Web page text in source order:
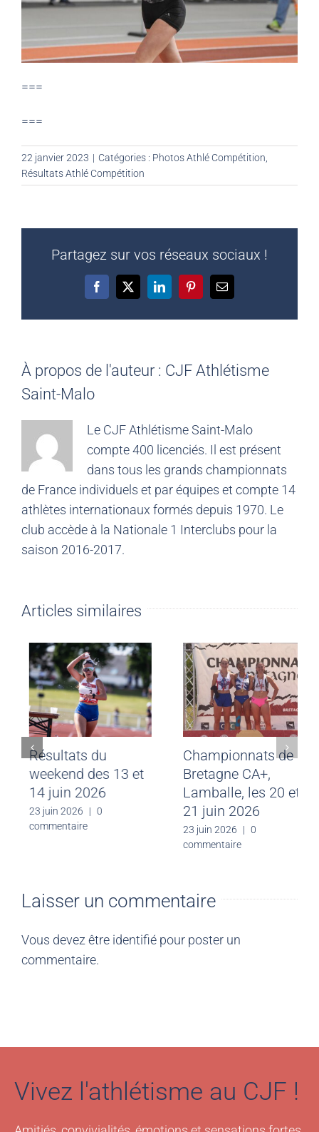
===
===
22 janvier 2023 | Catégories : Photos Athlé Compétition
Résultats Athlé Compétition
Partagez sur vos réseaux sociaux !
Facebook
X LinkedInPinterestEmail
À propos de l'auteur : CJF Athlétisme
Saint-Malo
Le CJF Athlétisme Saint-Malo
compte 400 licenciés. Il est présent
dans tous les grands championnats
de France individuels et par équipes et compte 14
athlètes internationaux formés depuis 1970. Le
club accède à la Nationale 1 Interclubs pour la
saison 2016-2017.
Articles similaires
Meeting CJF Saint-
Malo du 28 juin
2026
30 juin 2026 |
0
commentaire
Résultats du
weekend des 13 et
14 juin 2026
23 juin 2026 |
0
commentaire
commentaire.
Vivez l'athlétisme au CJF !